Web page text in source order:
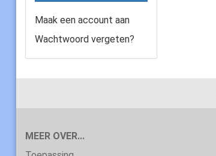
Maak een account aan
Wachtwoord vergeten?
MEER OVER...